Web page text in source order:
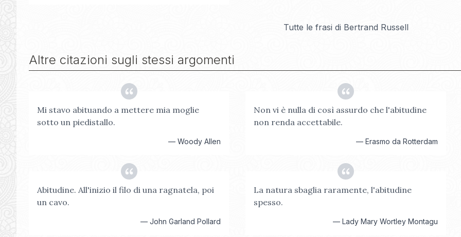
Tutte le frasi di Bertrand Russell
Altre citazioni sugli stessi argomenti
Mi stavo abituando a mettere mia moglie
sotto un piedistallo.
—Woody Allen
Non vi è nulla di così assurdo che l'abitudine
non renda accettabile.
— Erasmo da Rotterdam
Abitudine. All'inizio il filo di una ragnatela, poi
un cavo.
—John Garland Pollard
La natura sbaglia raramente, l'abitudine
spesso.
— Lady Mary Wortley Montagu